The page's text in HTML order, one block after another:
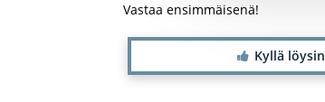
Vastaa ensimmäisenä!
Kyllä löysin